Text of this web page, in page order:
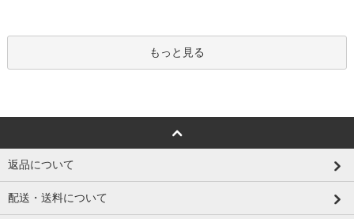
もっと見る
返品について
配送・送料について